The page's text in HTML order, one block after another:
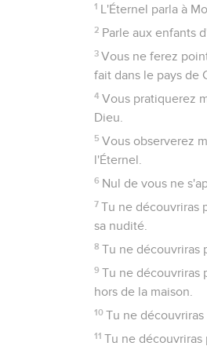
1 L'Éternel parla à
2 Parle aux enfants
3 Vous ne ferez
fait dans le pays de
4 Vous pratiquerez
Dieu.
5 Vous observerez
l'Éternel.
6 Nul de vous ne
7 Tu ne découvriras
sa nudité.
8 Tu ne découvriras
9 Tu ne découvriras
hors de la maison.
10 Tu ne
11 Tu ne